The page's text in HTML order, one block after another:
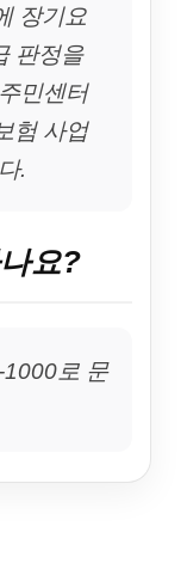
장기요
판정을
민센터
험 사업
.
요?
로 문